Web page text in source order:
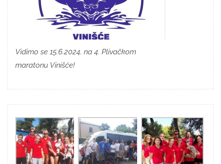
Vidimo se 15.6.2024. na 4. Plivačkom
maratonu Vinišće!